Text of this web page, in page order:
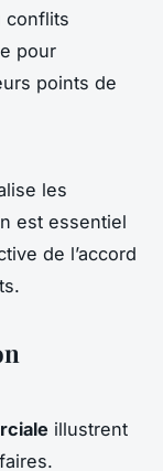
conflits
pour
points de
les
est essentiel
de l’accord
illustrent